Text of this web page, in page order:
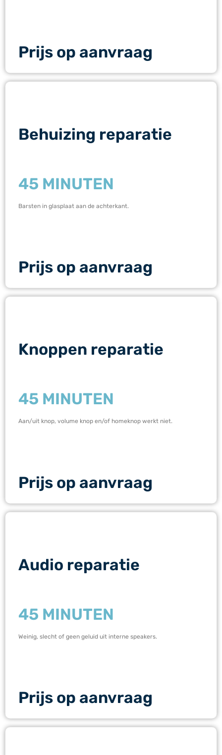
Prijs op aanvraag
Behuizing reparatie
45 MINUTEN
Barsten in glasplaat aan de achterkant.
Prijs op aanvraag
Knoppen reparatie
45 MINUTEN
Aan/uit knop, volume knop en/of homeknop werkt niet.
Prijs op aanvraag
Audio reparatie
45 MINUTEN
Weinig, slecht of geen geluid uit interne speakers.
Prijs op aanvraag